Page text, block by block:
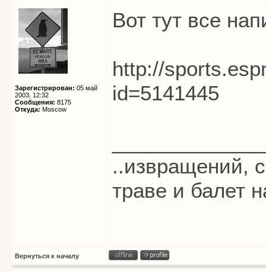
Зарегистрирован: 05 май
2003, 12:32
Сообщения: 8175
Откуда: Moscow
Вот тут все
http://
id=5141445
..извращений,
траве и балет
Вернуться к началу